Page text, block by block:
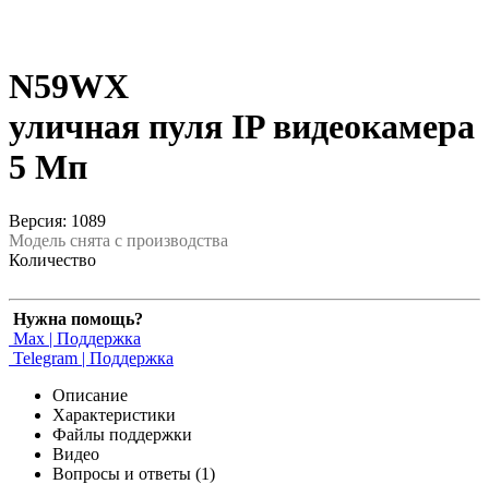
N59WX
уличная пуля IP видеокамера
5 Мп
Версия: 1089
Модель снята с производства
Количество
Нужна помощь?
Max | Поддержка
Telegram | Поддержка
Описание
Характеристики
Файлы поддержки
Видео
Вопросы и ответы (1)